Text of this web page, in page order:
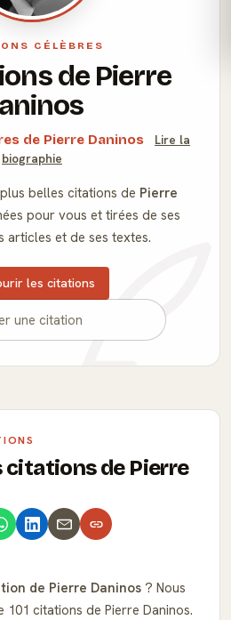
CÉLÈBRES
de Pierre
de Pierre Daninos
Lire la
biographie
belles citations de Pierre
pour vous et tirées de ses
articles et de ses textes.
les citations
citations de Pierre
de Pierre Daninos ? Nous
citations de Pierre Daninos.